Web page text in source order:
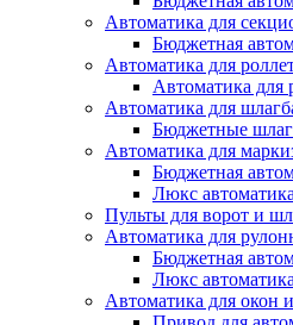
Автоматика для
Бюджетная
Автоматика для
Автоматика для
Автоматика для
Бюджетные
Автоматика для
Бюджетная
Люкс
Пульты для ворот и
Автоматика для
Бюджетная
Люкс
Автоматика для окон